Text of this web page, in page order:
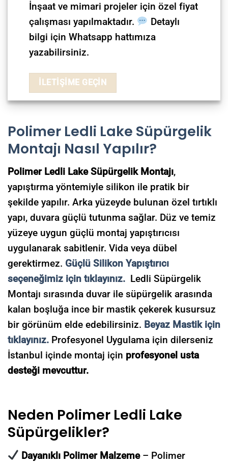
İnşaat ve mimari projeler için özel fiyat
çalışması yapılmaktadır.
Detaylı
bilgi için Whatsapp hattımıza
yazabilirsiniz.
İLETİŞİME GEÇİN
Polimer Ledli Lake Süpürgelik
Montajı Nasıl Yapılır?
Polimer Ledli Lake Süpürgelik Montajı,
yapıştırma yöntemiyle silikon ile pratik bir
şekilde yapılır. Arka yüzeyde bulunan özel tırtıklı
yapı, duvara güçlü tutunma sağlar. Düz ve temiz
yüzeye uygun güçlü montaj yapıştırıcısı
uygulanarak sabitlenir. Vida veya dübel
gerektirmez. Güçlü Silikon Yapıştırıcı
seçeneğimiz için tıklayınız. Ledli Süpürgelik
Montajı sırasında duvar ile süpürgelik arasında
kalan boşluğa ince bir mastik çekerek kusursuz
bir görünüm elde edebilirsiniz. Beyaz Mastik için
tıklayınız. Profesyonel Uygulama için dilerseniz
İstanbul içinde montaj için profesyonel usta
desteği mevcuttur.
Neden Polimer Ledli Lake
Süpürgelikler?
Dayanıklı Polimer Malzeme – Polimer